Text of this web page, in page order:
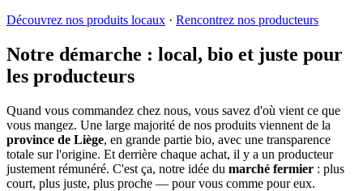
Découvrez nos produits locaux · Rencontrez nos producteurs
Notre démarche : local, bio et juste pour
les producteurs
Quand vous commandez chez nous, vous savez d'où vient ce que
vous mangez. Une large majorité de nos produits viennent de la
province de Liège, en grande partie bio, avec une transparence
totale sur l'origine. Et derrière chaque achat, il y a un producteur
justement rémunéré. C'est ça, notre idée du marché fermier : plus
court, plus juste, plus proche — pour vous comme pour eux.